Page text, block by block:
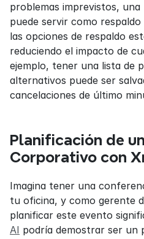
problemas imprevistos,
puede servir como
las opciones de respaldo
reduciendo el impacto de
ejemplo, tener una lista de
alternativos puede ser
cancelaciones de último
Planificación de
Corporativo con
Imagina tener una
tu oficina, y como gerente
planificar este evento
AI podría demostrar ser un